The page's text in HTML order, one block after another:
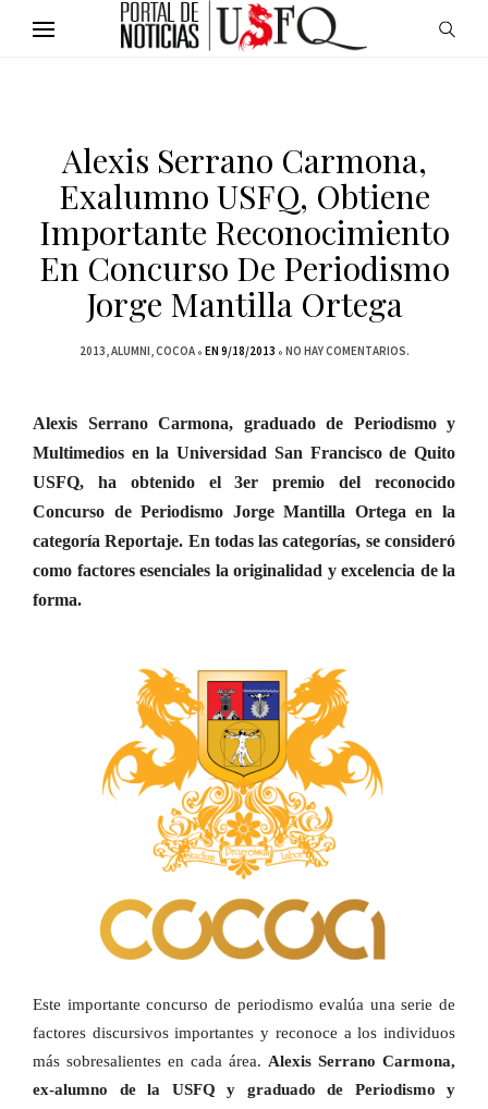
Alexis Serrano Carmona,
Exalumno USFQ, Obtiene
Importante Reconocimiento
En Concurso De Periodismo
Jorge Mantilla Ortega
2013 ALUMNI COCOA EN 9/18/2013 NO HAY COMENTARIOS.
Alexis Serrano Carmona, graduado de Periodismo y
Multimedios en la Universidad San Francisco de Quito
USFQ, ha obtenido el 3er premio del reconocido
Concurso de Periodismo Jorge Mantilla Ortega en la
categoría Reportaje. En todas las categorías, se consideró
como factores esenciales la originalidad y excelencia de la
forma.
Este importante concurso de periodismo evalúa una serie de
factores discursivos importantes y reconoce a los individuos
más sobresalientes en cada área. Alexis Serrano Carmona,
ex-alumno de la USFQ y graduado de Periodismo y